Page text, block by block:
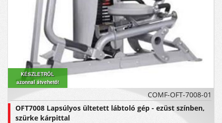
KÉSZLETRŐL
azonnal átvehető!
COMF-OFT-7008-01
OFT7008 Lapsúlyos ültetett lábtoló gép - ezüst színben,
szürke kárpittal